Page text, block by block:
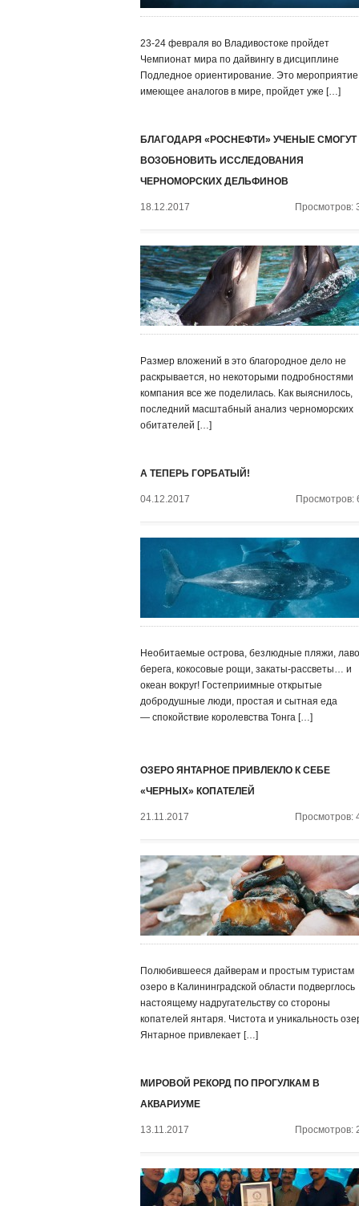
23-24 февраля во Владивостоке пройдет
Чемпионат мира по дайвингу в дисциплине
Подледное ориентирование. Это
имеющее аналогов в мире, пройдет уже […]
БЛАГОДАРЯ «РОСНЕФТИ» УЧЕНЫЕ СМОГУТ
ВОЗОБНОВИТЬ ИССЛЕДОВАНИЯ
ЧЕРНОМОРСКИХ ДЕЛЬФИНОВ
18.12.2017 Просмотров:
Размер вложений в это благородное дело не
раскрывается, но некоторыми подробностями
компания все же поделилась. Как выяснилось,
последний масштабный анализ черноморских
обитателей […]
А ТЕПЕРЬ ГОРБАТЫЙ!
04.12.2017 Просмотров:
Необитаемые острова, безлюдные пляжи,
берега, кокосовые рощи, закаты-рассветы… и
океан вокруг! Гостеприимные открытые
добродушные люди, простая и сытная еда
— спокойствие королевства Тонга […]
ОЗЕРО ЯНТАРНОЕ ПРИВЛЕКЛО К СЕБЕ
«ЧЕРНЫХ» КОПАТЕЛЕЙ
21.11.2017 Просмотров:
Полюбившееся дайверам и простым туристам
озеро в Калининградской области подверглось
настоящему надругательству со стороны
копателей янтаря. Чистота и уникальность
Янтарное привлекает […]
МИРОВОЙ РЕКОРД ПО ПРОГУЛКАМ В
АКВАРИУМЕ
13.11.2017 Просмотров: